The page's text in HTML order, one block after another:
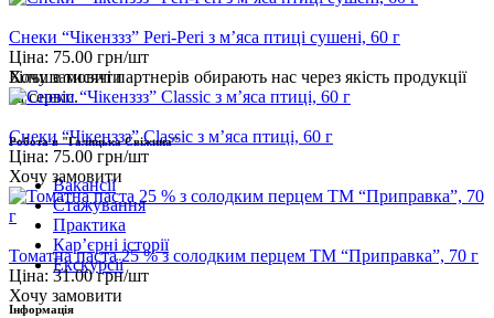
Снеки “Чікенззз” Peri-Peri з м’яса птиці сушені, 60 г
Ціна: 75.00 грн/шт
Хочу замовити
Снеки “Чікенззз” Classic з м’яса птиці, 60 г
Ціна: 75.00 грн/шт
Хочу замовити
Томатна паста 25 % з солодким перцем ТМ “Приправка”, 70 г
Ціна: 31.00 грн/шт
Хочу замовити
Більше тисячі партнерів обирають нас через якість продукції
та сервіс.
Робота в "Галицька Свіжина"
Вакансії
Стажування
Практика
Карʼєрні історії
Екскурсії
Інформація